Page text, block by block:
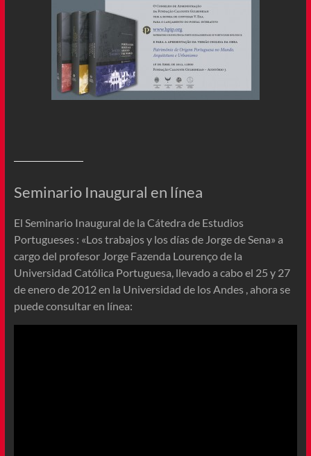
Seminario Inaugural en línea
El Seminario Inaugural de la Cátedra de Estudios
Portugueses : «Los trabajos y los días de Jorge de Sena» a
cargo del profesor Jorge Fazenda Lourenço de la
Universidad Católica Portuguesa, llevado a cabo el 25 y 27
de enero de 2012 en la Universidad de los Andes , ahora se
puede consultar en línea: